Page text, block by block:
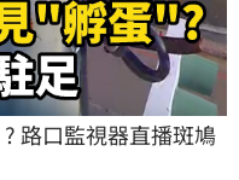
? 路口監視器直播斑鳩